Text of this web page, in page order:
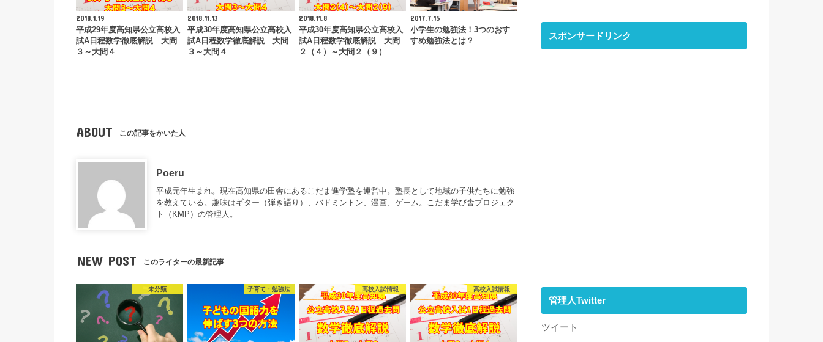
2018.1.19
平成29年度高知県公立高校入
試A日程数学徹底解説 大問
３～大問４
2018.11.13
平成30年度高知県公立高校入
試A日程数学徹底解説 大問
３～大問４
2018.11.8
平成30年度高知県公立高校入
試A日程数学徹底解説 大問
２（４）～大問２（９）
2017.7.15
小学生の勉強法！3つのおす
すめ勉強法とは？
ABOUT この記事をかいた人
Poeru
平成元年生まれ。現在高知県の田舎にあるこだま進学塾を運営中。塾長として地域の子供たちに勉強
を教えている。趣味はギター（弾き語り）、バドミントン、漫画、ゲーム。こだま学び舎プロジェク
ト（KMP）の管理人。
NEW POST このライターの最新記事
未分類 子育て・勉強法 高校入試情報 高校入試情報
スポンサードリンク
管理人Twitter
ツイート